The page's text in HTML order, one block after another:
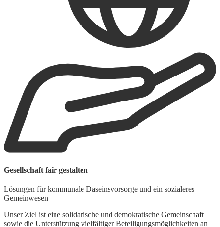
Gesellschaft fair gestalten
Lösungen für kommunale Daseinsvorsorge und ein sozialeres
Gemeinwesen
Unser Ziel ist eine solidarische und demokratische Gemeinschaft
sowie die Unterstützung vielfältiger Beteiligungsmöglichkeiten an